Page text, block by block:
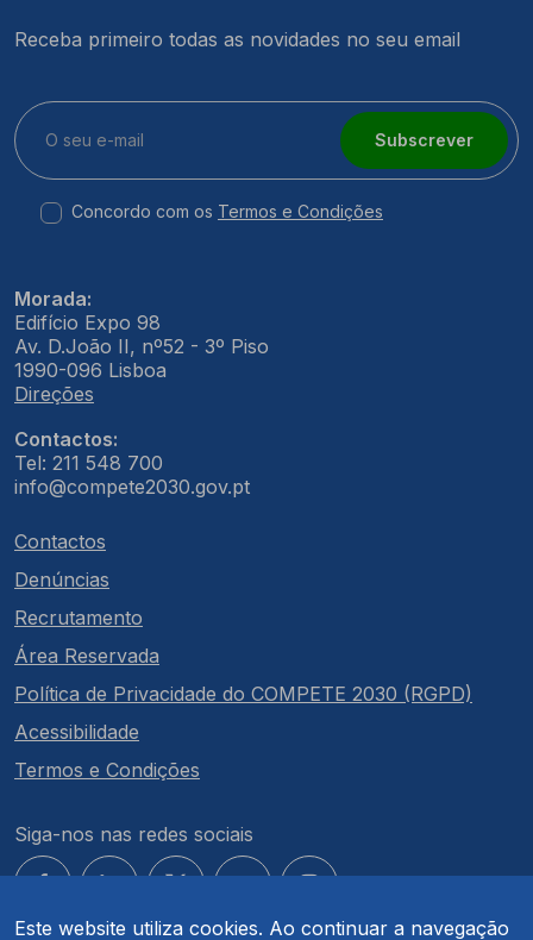
Este website utiliza cookies. Ao continuar a navegação
Receba primeiro todas as novidades no seu email
Subscrever
Concordo com os Termos e Condições
Morada:
Edifício Expo 98
Av. D.João II, nº52 - 3º Piso
1990-096 Lisboa
Direções
Contactos:
Tel: 211 548 700
info@compete2030.gov.pt
Contactos
Denúncias
Recrutamento
Área Reservada
Política de Privacidade do COMPETE 2030 (RGPD)
Acessibilidade
Termos e Condições
Siga-nos nas redes sociais